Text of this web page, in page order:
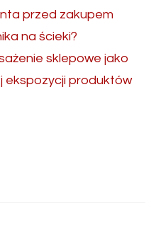
przed zakupem
na ścieki?
sklepowe jako
ekspozycji produktów